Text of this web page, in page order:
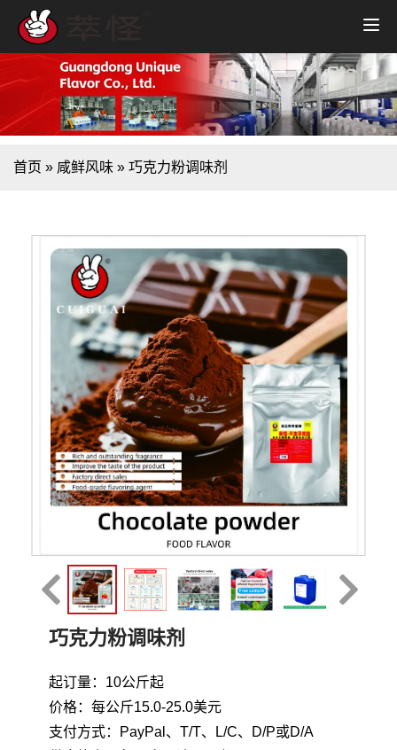
首页 » 咸鲜风味 » 巧克力粉调味剂
巧克力粉调味剂
起订量：10公斤起
价格：每公斤15.0-25.0美元
支付方式：PayPal、T/T、L/C、D/P或D/A